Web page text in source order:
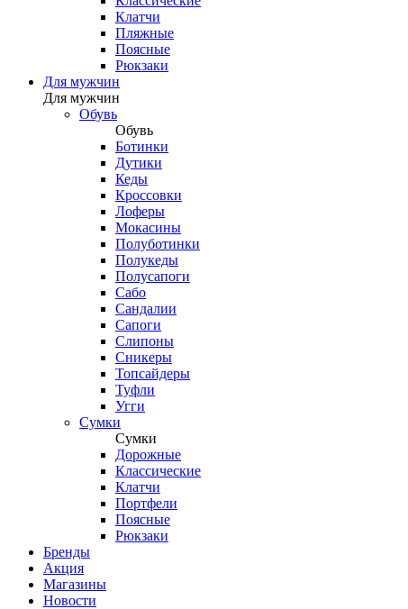
Клатчи
Пляжные
Поясные
Рюкзаки
Для мужчин
Для мужчин
Обувь
Обувь
Ботинки
Дутики
Кеды
Кроссовки
Лоферы
Мокасины
Полуботинки
Полукеды
Полусапоги
Сабо
Сандалии
Сапоги
Слипоны
Сникеры
Топсайдеры
Туфли
Угги
Сумки
Сумки
Дорожные
Классические
Клатчи
Портфели
Поясные
Рюкзаки
Бренды
Акция
Магазины
Новости